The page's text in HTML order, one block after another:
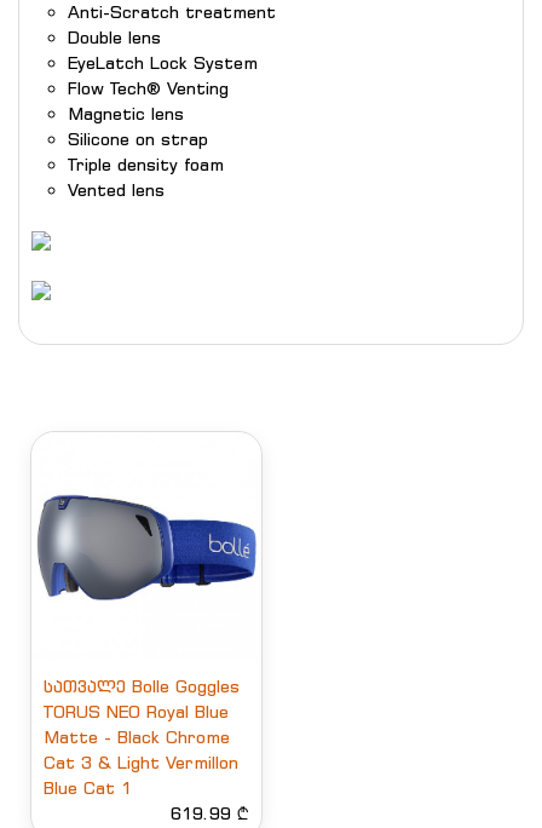
Anti-Scratch treatment
Double lens
EyeLatch Lock System
Flow Tech® Venting
Magnetic lens
Silicone on strap
Triple density foam
Vented lens
სათვალე Bolle Goggles
TORUS NEO Royal Blue
Matte - Black Chrome
Cat 3 & Light Vermillon
Blue Cat 1
619.99 ₾